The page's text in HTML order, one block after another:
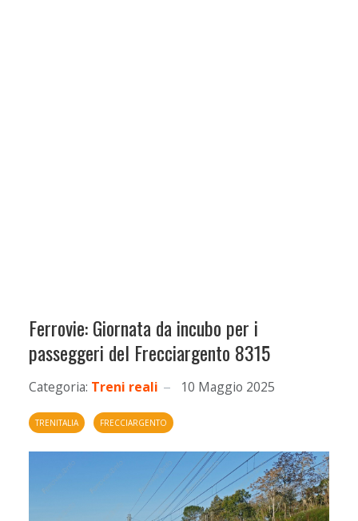
Ferrovie: Giornata da incubo per i
passeggeri del Frecciargento 8315
Categoria: Treni reali 10 Maggio 2025
TRENITALIA FRECCIARGENTO